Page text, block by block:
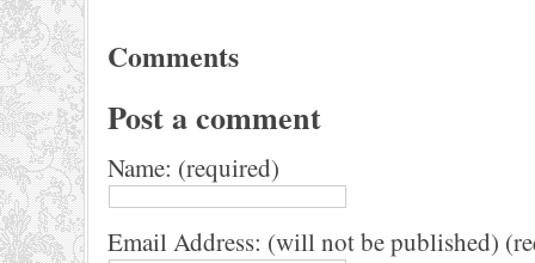
Comments
Post a comment
Name: (required)
Email Address: (will not be published)